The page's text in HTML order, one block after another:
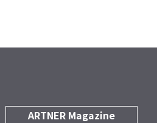
ARTNER Magazine